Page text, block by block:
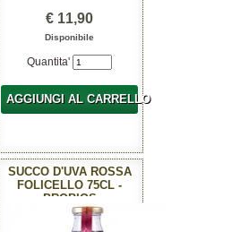
€ 11,90
Disponibile
Quantita'
AGGIUNGI AL CARRELLO
SUCCO D'UVA ROSSA
FOLICELLO 75CL -
PROBIOS